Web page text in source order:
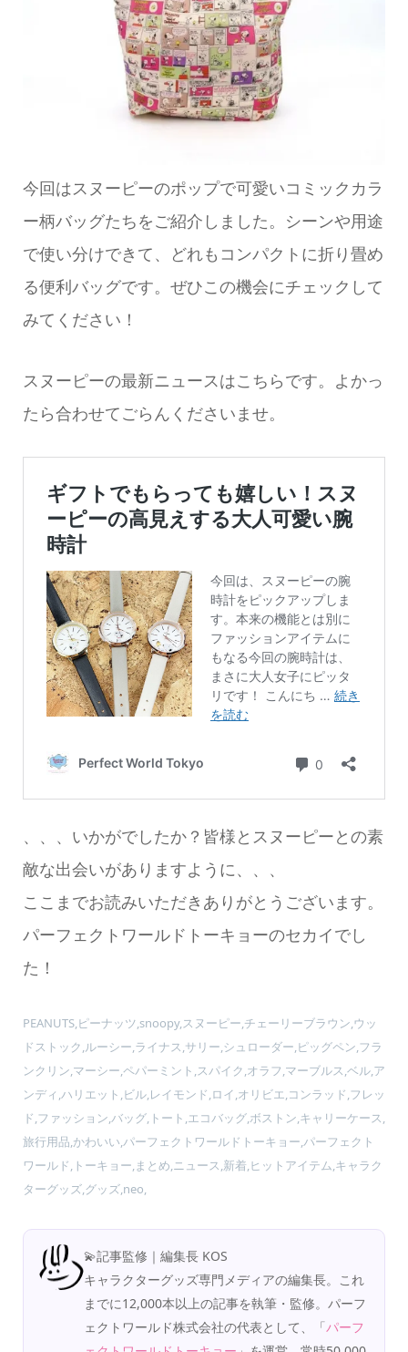
今回はスヌーピーのポップで可愛いコミックカラ
ー柄バッグたちをご紹介しました。シーンや用途
で使い分けできて、どれもコンパクトに折り畳め
る便利バッグです。ぜひこの機会にチェックして
みてください！
スヌーピーの最新ニュースはこちらです。よかっ
たら合わせてごらんくださいませ。
、、、いかがでしたか？皆様とスヌーピーとの素
敵な出会いがありますように、、、
ここまでお読みいただきありがとうございます。
パーフェクトワールドトーキョーのセカイでし
た！
PEANUTS,ピーナッツ,snoopy,スヌーピー,チェーリーブラウン,ウッ
ドストック,ルーシー,ライナス,サリー,シュローダー,ピッグペン,フラ
ンクリン,マーシー,ペパーミント,スパイク,オラフ,マーブルス,ベル,ア
ンディ,ハリエット,ビル,レイモンド,ロイ,オリビエ,コンラッド,フレッ
ド,ファッション,バッグ,トート,エコバッグ,ボストン,キャリーケース,
旅行用品,かわいい,パーフェクトワールドトーキョー,パーフェクト
ワールド,トーキョー,まとめ,ニュース,新着,ヒットアイテム,キャラク
ターグッズ,グッズ,neo,
💫記事監修｜編集長 KOS
キャラクターグッズ専門メディアの編集長。これ
までに12,000本以上の記事を執筆・監修。パーフ
ェクトワールド株式会社の代表として、「パーフ